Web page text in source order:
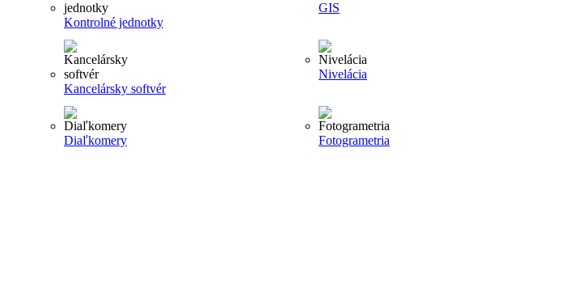
Kontrolné jednotky
GIS
Kancelársky softvér
Nivelácia
Diaľkomery Fotogrametria